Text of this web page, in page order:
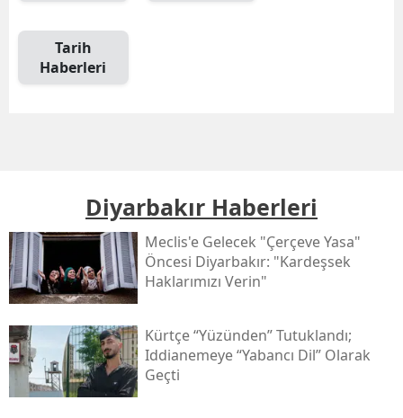
Tarih
Haberleri
Diyarbakır Haberleri
Meclis'e Gelecek "çerçeve Yasa"
Öncesi Diyarbakır: "kardeşsek
Haklarımızı Verin"
Kürtçe “yüzünden” Tutuklandı;
Iddianemeye “yabancı Dil” Olarak
Geçti